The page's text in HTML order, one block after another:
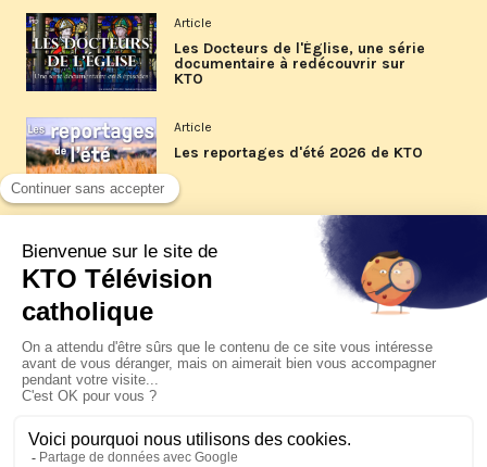
Article
Les Docteurs de l'Église, une série
documentaire à redécouvrir sur
KTO
Article
Les reportages d'été 2026 de KTO
La visite pastorale du pape Léon
XIV à Assise à suivre sur KTO le
jeudi 6 août
Le pape en Uruguay, Argentine et
Pérou du 6 au 17 novembre 2026